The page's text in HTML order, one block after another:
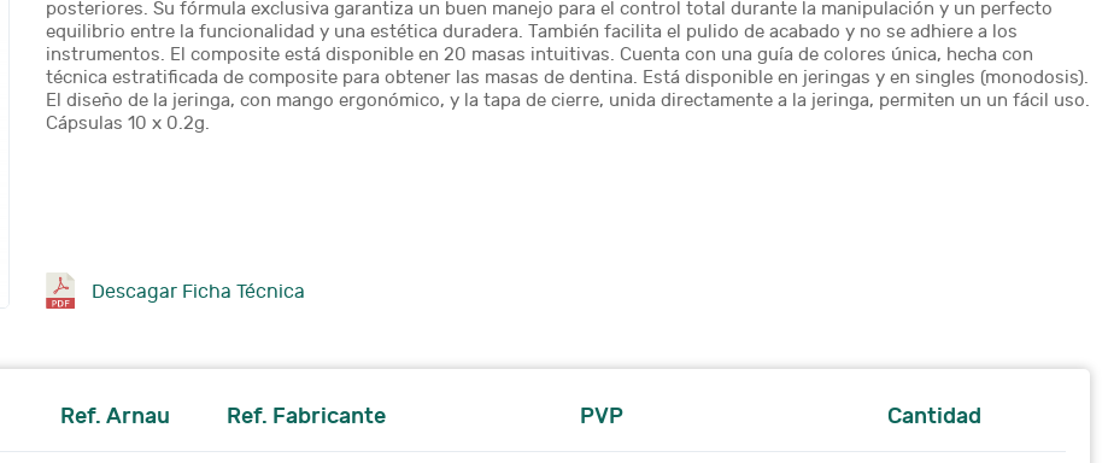
posteriores. Su fórmula exclusiva garantiza un buen manejo para el control total durante la manipulación y un perfecto
equilibrio entre la funcionalidad y una estética duradera. También facilita el pulido de acabado y no se adhiere a los
instrumentos. El composite está disponible en 20 masas intuitivas. Cuenta con una guía de colores única, hecha con
técnica estratificada de composite para obtener las masas de dentina. Está disponible en jeringas y en singles (monodosis).
El diseño de la jeringa, con mango ergonómico, y la tapa de cierre, unida directamente a la jeringa, permiten un un fácil uso.
Cápsulas 10 x 0.2g.
Descagar Ficha Técnica
Ref. Arnau Ref. Fabricante PVP Cantidad